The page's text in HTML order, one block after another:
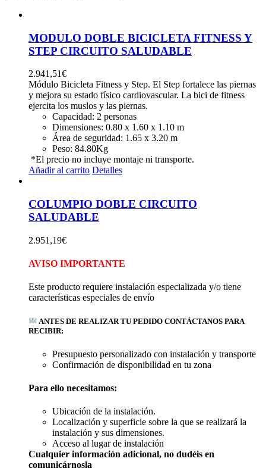
MODULO DOBLE BICICLETA FITNESS Y
STEP CIRCUITO SALUDABLE
2.941,51€
Módulo Bicicleta Fitness y Step. El Step fortalece las piernas
y mejora su estado físico cardiovascular. La bici de fitness
ejercita los muslos y las piernas.
Capacidad: 2 personas
Dimensiones: 0.80 x 1.60 x 1.10 m
Área de seguridad: 1.65 x 3.20 m
Peso: 84.80Kg
*El precio no incluye montaje ni transporte.
Añadir al carrito Detalles
COLUMPIO DOBLE CIRCUITO
SALUDABLE
2.951,19€
AVISO IMPORTANTE
Este producto requiere instalación especializada y/o tiene
características especiales de envío
ANTES DE REALIZAR TU PEDIDO CONTÁCTANOS PARA
RECIBIR:
Presupuesto personalizado con instalación y transporte
Confirmación de disponibilidad en tu zona
Para ello necesitamos:
Ubicación de la instalación.
Localización y superficie sobre la que se realizará la
instalación y sus dimensiones.
Acceso al lugar de instalación
Cualquier información adicional, no dudéis en
comunicárnosla